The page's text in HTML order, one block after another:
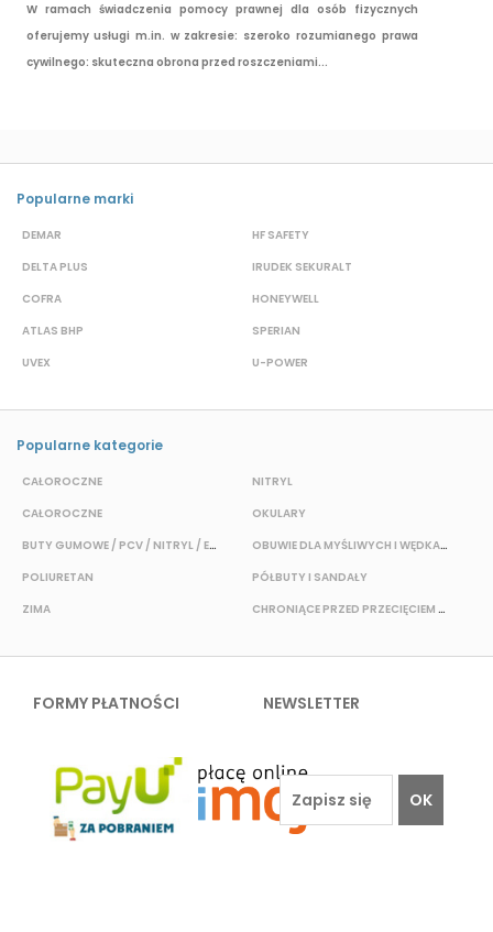
W ramach świadczenia pomocy prawnej dla osób fizycznych
oferujemy usługi m.in. w zakresie: szeroko rozumianego prawa
cywilnego: skuteczna obrona przed roszczeniami...
Popularne marki
DEMAR
DELTA PLUS
COFRA
ATLAS BHP
UVEX
HF SAFETY
IRUDEK SEKURALT
HONEYWELL
SPERIAN
U-POWER
Popularne kategorie
CAŁOROCZNE
CAŁOROCZNE
BUTY GUMOWE / PCV / NITRYL / EVA
POLIURETAN
ZIMA
NITRYL
OKULARY
OBUWIE DLA MYŚLIWYCH I WĘDKARZY
PÓŁBUTY I SANDAŁY
CHRONIĄCE PRZED PRZECIĘCIEM I PRZEKŁUCIEM
FORMY PŁATNOŚCI NEWSLETTER
OK